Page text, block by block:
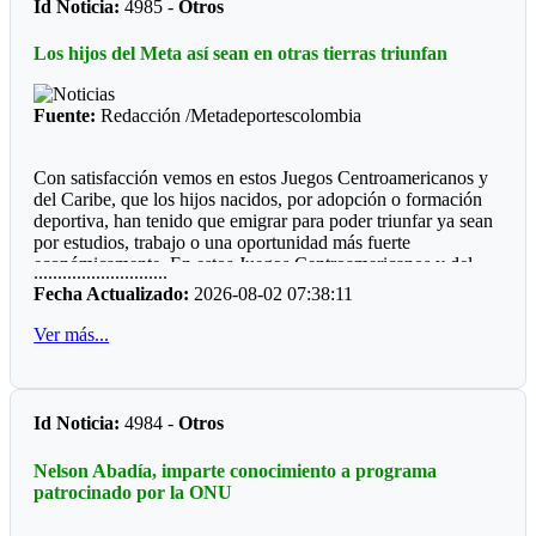
Juvenil femenino: Juan Rozo (Acacias)
Juvenil masculino: Pablo E. Riveros (Acacias)
Prejuvenil masculino: Colegio Cofrem (Acacias)
Juvenil masculino: Colegio Cofrem (Acacias)
Juvenil femenino: Manuela Beltrán (San Martín)
Prejuvenil femenino: José María Córdoba (Guamal)
Prejuvenil masculino: Sto Domingo Savio (Acacias)
Juvenil femenino: Campestre Domisiano (Guamal)
Juvenil masculino: Sto Domingo Savio (Acacias)
Id Noticia: 4985 -Otros
Los hijos del Meta así sean en otras tierras triunfan
Fuente: Redacción /Metadeportescolombia
Con satisfacción vemos en estos Juegos Centroamericanos y
del Caribe, que los hijos nacidos, por adopción o formación
deportiva, han tenido que emigrar para poder triunfar ya sean
por estudios, trabajo o una oportunidad más fuerte
económicamente. En estos Juegos Centroamericanos y del
Caribe de Santo Domingo, lo estamos viendo:
*Ajedrez*
defiendo los colores de la Liga de Ajedrez del Meta, fue
también recibió los consejos de Javier Marroquín ,hoy está en
del Valle del Cauca. Ganó oro y plata en la capital
dominicana.
............................
Fecha Actualizado: 2026-08-02 07:38:11
Ver más...
Id Noticia: 4984 -Otros
Nelson Abadía, imparte conocimiento a programa
patrocinado por la ONU